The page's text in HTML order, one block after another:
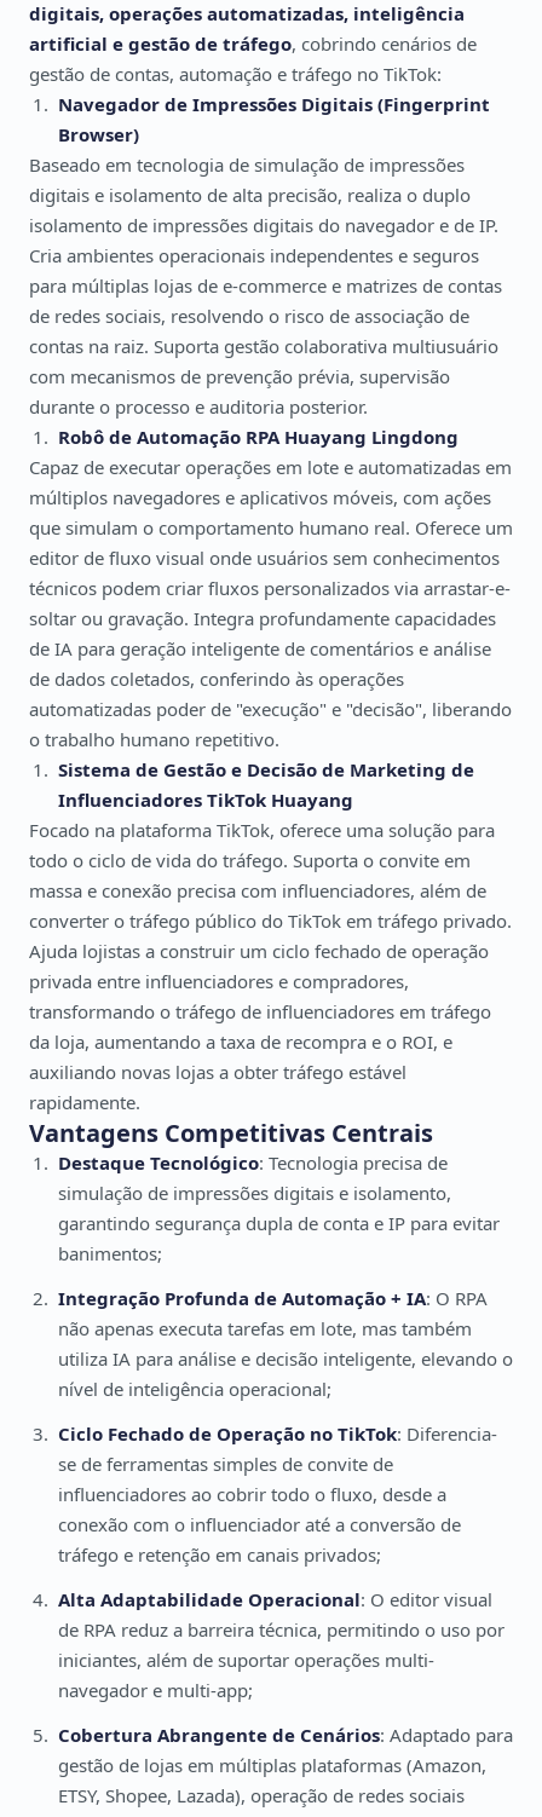
digitais, operações automatizadas, inteligência
artificial e gestão de tráfego, cobrindo cenários de
gestão de contas, automação e tráfego no TikTok:
Navegador de Impressões Digitais (Fingerprint
Browser)
Baseado em tecnologia de simulação de impressões
digitais e isolamento de alta precisão, realiza o duplo
isolamento de impressões digitais do navegador e de IP.
Cria ambientes operacionais independentes e seguros
para múltiplas lojas de e-commerce e matrizes de contas
de redes sociais, resolvendo o risco de associação de
contas na raiz. Suporta gestão colaborativa multiusuário
com mecanismos de prevenção prévia, supervisão
durante o processo e auditoria posterior.
Robô de Automação RPA Huayang Lingdong
Capaz de executar operações em lote e automatizadas em
múltiplos navegadores e aplicativos móveis, com ações
que simulam o comportamento humano real. Oferece um
editor de fluxo visual onde usuários sem conhecimentos
técnicos podem criar fluxos personalizados via arrastar-e-
soltar ou gravação. Integra profundamente capacidades
de IA para geração inteligente de comentários e análise
de dados coletados, conferindo às operações
automatizadas poder de "execução" e "decisão", liberando
o trabalho humano repetitivo.
Sistema de Gestão e Decisão de Marketing de
Influenciadores TikTok Huayang
Focado na plataforma TikTok, oferece uma solução para
todo o ciclo de vida do tráfego. Suporta o convite em
massa e conexão precisa com influenciadores, além de
converter o tráfego público do TikTok em tráfego privado.
Ajuda lojistas a construir um ciclo fechado de operação
privada entre influenciadores e compradores,
transformando o tráfego de influenciadores em tráfego
da loja, aumentando a taxa de recompra e o ROI, e
auxiliando novas lojas a obter tráfego estável
rapidamente.
Vantagens Competitivas Centrais
Destaque Tecnológico: Tecnologia precisa de
simulação de impressões digitais e isolamento,
garantindo segurança dupla de conta e IP para evitar
banimentos;
Integração Profunda de Automação + IA: O RPA
não apenas executa tarefas em lote, mas também
utiliza IA para análise e decisão inteligente, elevando o
nível de inteligência operacional;
Ciclo Fechado de Operação no TikTok: Diferencia-
se de ferramentas simples de convite de
influenciadores ao cobrir todo o fluxo, desde a
conexão com o influenciador até a conversão de
tráfego e retenção em canais privados;
Alta Adaptabilidade Operacional: O editor visual
de RPA reduz a barreira técnica, permitindo o uso por
iniciantes, além de suportar operações multi-
navegador e multi-app;
Cobertura Abrangente de Cenários: Adaptado para
gestão de lojas em múltiplas plataformas (Amazon,
ETSY, Shopee, Lazada), operação de redes sociais